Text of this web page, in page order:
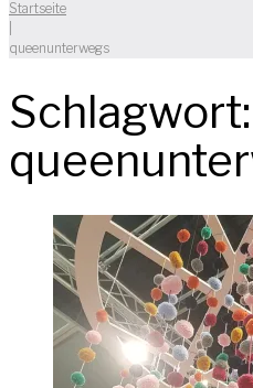
Startseite
queenunterwegs
Schlagwort: